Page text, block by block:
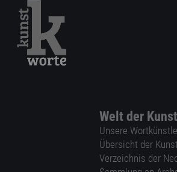
Welt der
Unsere
Übersicht der
Verzeichnis der